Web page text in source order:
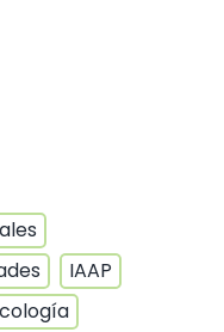
IAAP